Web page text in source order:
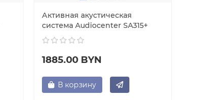
Активная акустическая
система Audiocenter SA315+
1885.00 BYN
В корзину